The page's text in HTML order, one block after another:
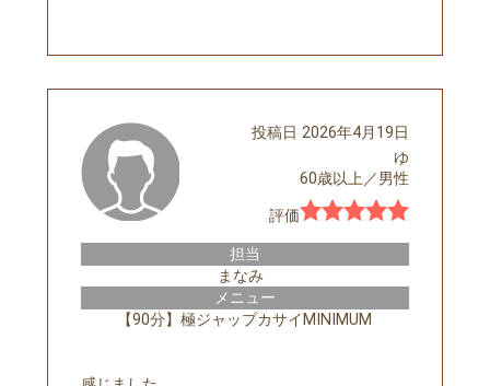
ゆ
60歳以上／男性
投稿日2026年4月19日
評価
担当
まなみ
メニュー
【90分】極ジャップカサイMINIMUM